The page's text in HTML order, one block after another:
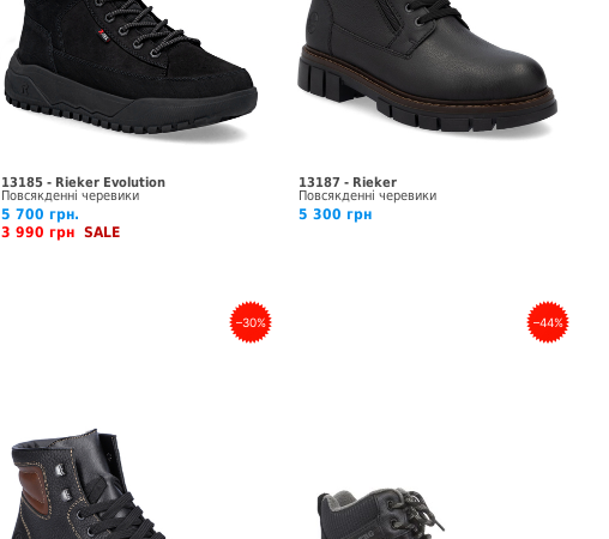
13185 - Rieker Evolution
Повсякденні черевики
5 700 грн.
3 990 грн SALE
13187 - Rieker
Повсякденні черевики
5 300 грн
–30% –44%